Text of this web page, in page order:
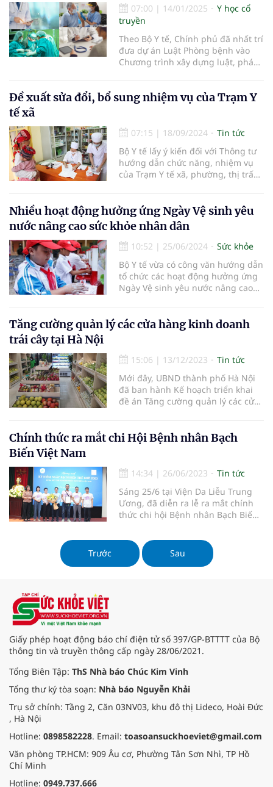
07:00 | 14/01/2025
Y học cổ
truyền
Theo Bộ Y tế, Chính phủ đã nhất trí
đưa dự án Luật Phòng bệnh vào
Chương trình xây dựng luật, pháp
Đề xuất sửa đổi, bổ sung nhiệm vụ của Trạm Y
tế xã
07:15 | 18/09/2024
Tin tức
Bộ Y tế lấy ý kiến đối với Thông tư
hướng dẫn chức năng, nhiệm vụ
của Trạm Y tế xã, phường, thị trấn
Nhiều hoạt động hưởng ứng Ngày Vệ sinh yêu
nước nâng cao sức khỏe nhân dân
10:52 | 25/06/2024
Sức khỏe
Bộ Y tế vừa có công văn hướng dẫn
tổ chức các hoạt động hưởng ứng
Ngày Vệ sinh yêu nước nâng cao
khỏe nhân dân.
Tăng cường quản lý các cửa hàng kinh doanh
trái cây tại Hà Nội
15:06 | 13/12/2023
Tin tức
Mới đây, UBND thành phố Hà Nội
đã ban hành Kế hoạch triển khai
đề án Tăng cường quản lý các cửa
2024.
Chính thức ra mắt chi Hội Bệnh nhân Bạch
Biến Việt Nam
14:34 | 26/06/2023
Tin tức
Sáng 25/6 tại Viện Da Liễu Trung
Ương, đã diễn ra lễ ra mắt chính
thức chi hội Bệnh nhân Bạch Biến
thành lập theo quyết định số
16/QĐ - HDLVN của Hội Da liễu Việt
Nam - Tổng Hội y học Việt Nam.
Trước Sau
Giấy phép hoạt động báo chí điện tử số 397/GP-BTTTT của Bộ
thông tin và truyền thông cấp ngày 28/06/2021.
Tổng Biên Tập: ThS Nhà báo Chúc Kim Vinh
Tổng thư ký tòa soạn: Nhà báo Nguyễn Khải
Trụ sở chính: Tầng 2, Căn 03NV03, khu đô thị Lideco, Hoài Đức
, Hà Nội
Hotline: 0898582228. Email: toasoansuckhoeviet@gmail.com
Văn phòng TP.HCM: 909 Âu cơ, Phường Tân Sơn Nhì, TP Hồ
Chí Minh
Hotline: 0949.737.666